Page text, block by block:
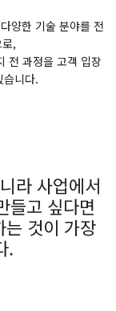
양한 기술 분야를 전
,
전 과정을 고객 입장
습니다.
라 사업에서
들고 싶다면
는 것이 가장
.